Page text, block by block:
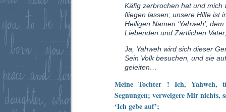
Käfig zerbrochen hat und mich
fliegen lassen; unsere Hilfe ist
Heiligen Namen ‘Yahweh’,
Liebenden und Zärtlichen Vater,
Ja, Yahweh wird sich dieser
Sein Volk besuchen, und sie
geleiten…
Meine Tochter ! Ich, Yahweh,
Segnungen; verweigere Mir nichts,
‘Ich gebe auf’;